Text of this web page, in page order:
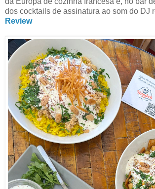
dos cocktails de assinatura ao som do DJ
Review